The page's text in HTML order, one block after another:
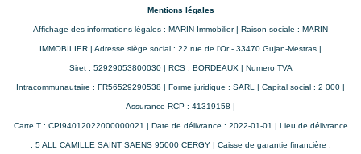
Mentions légales
Affichage des informations légales : MARIN Immobilier | Raison sociale : MARIN
IMMOBILIER | Adresse siège social : 22 rue de l'Or - 33470 Gujan-Mestras |
Siret : 52929053800030 | RCS : BORDEAUX | Numero TVA
Intracommunautaire : FR56529290538 | Forme juridique : SARL | Capital social : 2 000 |
Assurance RCP : 41319158 |
Carte T : CPI94012022000000021 | Date de délivrance : 2022-01-01 | Lieu de délivrance
: 5 ALL CAMILLE SAINT SAENS 95000 CERGY | Caisse de garantie financière :